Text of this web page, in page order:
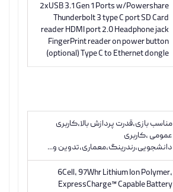
2xUSB 3.1 Gen 1 Ports w/Powershare
Thunderbolt 3 type C port SD Card
reader HDMI port 2.0 Headphone jack
FingerPrint reader on power button
(optional) Type C to Ethernet dongle
مناسب بازی،قدرت پردازش بالا،کاربری
عمومی ،کاربری
دانشجویی،رندرینگ،معماری،تدوین و...
6Cell, 97Whr Lithium Ion Polymer,
ExpressCharge™ Capable Battery